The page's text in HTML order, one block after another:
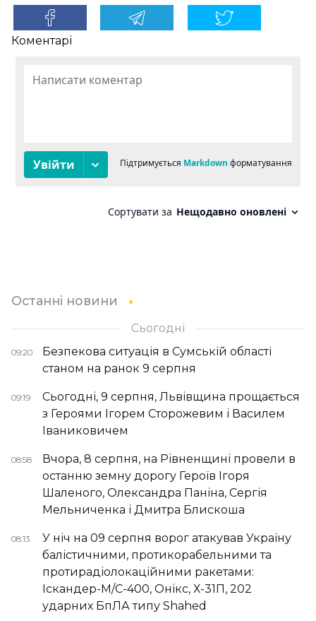
Коментарі
Останні новини
Сьогодні
09:20
Безпекова ситуація в Сумській області
станом на ранок 9 серпня
09:19
Сьогодні, 9 серпня, Львівщина прощається
з Героями Ігорем Сторожевим і Василем
Іваниковичем
08:58
Вчора, 8 серпня, на Рівненщині провели в
останню земну дорогу Героїв Ігоря
Шаленого, Олександра Паніна, Сергія
Мельниченка і Дмитра Блискоша
08:13
У ніч на 09 серпня ворог атакував Україну
балістичними, протикорабельними та
протирадіолокаційними ракетами:
Іскандер-М/С-400, Онікс, Х-31П, 202
ударних БпЛА типу Shahed